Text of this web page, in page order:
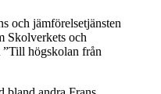
och jämförelsetjänsten
Skolverkets och
”Till högskolan från